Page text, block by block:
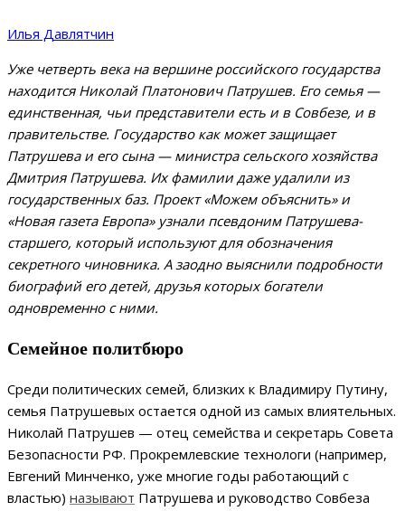
Илья Давлятчин
Уже четверть века на вершине российского государства
находится Николай Платонович Патрушев. Его семья —
единственная, чьи представители есть и в Совбезе, и в
правительстве. Государство как может защищает
Патрушева и его сына — министра сельского хозяйства
Дмитрия Патрушева. Их фамилии даже удалили из
государственных баз. Проект «Можем объяснить» и
«Новая газета Европа» узнали псевдоним Патрушева-
старшего, который используют для обозначения
секретного чиновника. А заодно выяснили подробности
биографий его детей, друзья которых богатели
одновременно с ними.
Семейное политбюро
Среди политических семей, близких к Владимиру Путину,
семья Патрушевых остается одной из самых влиятельных.
Николай Патрушев — отец семейства и секретарь Совета
Безопасности РФ. Прокремлевские технологи (например,
Евгений Минченко, уже многие годы работающий с
властью) называют Патрушева и руководство Совбеза